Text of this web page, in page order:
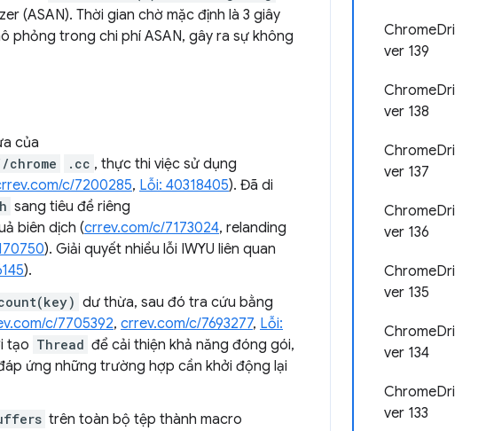
ChromeDri
ver 139
ChromeDri
ver 138
ChromeDri
ver 137
ChromeDri
ver 136
ChromeDri
ver 135
ChromeDri
ver 134
ChromeDri
ver 133
(ASAN). Thời gian chờ mặc định là 3 giây
phỏng trong chi phí ASAN, gây ra sự không
của
chrome .cc , thực thi việc sử dụng
c/7200285, Lỗi: 40318405). Đã di
sang tiêu đề riêng
biên dịch (crrev.com/c/7173024, relanding
). Giải quyết nhiều lỗi IWYU liên quan
).
dư thừa, sau đó tra cứu bằng
c/7705392, crrev.com/c/7693277, Lỗi:
tạo Thread để cải thiện khả năng đóng gói,
ứng những trường hợp cần khởi động lại
trên toàn bộ tệp thành macro